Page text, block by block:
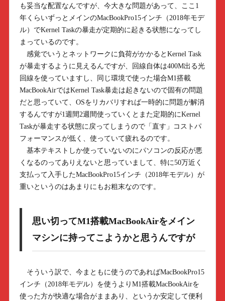
も妥当な配置なんですが、今大きな問題があって、ここ1
年くらいずっとメインのMacBookPro15インチ（2018年モデ
ル）でKernel Taskの暴走が定期的に起きる状態になってし
まっているのです。
感覚でいうとネットワークに負荷がかかるとKernel Task
が暴走するように見えるんですが、回線自体は400M出る光
回線を使っていますし、同じ環境で使った場合M1搭載
MacBookAirではKernel Task暴走は起きないので固有の問題
だと思っていて、OSをリカバリすれば一時的に問題が解消
するんですが1週間2週間使っていくとまた定期的にKernel
Taskが暴走する状態に戻ってしまうので「直す」コストパ
フォーマンスが低く、使っていて疲れるのです。
基本テキストしか使っていないのにパソコンの反応が悪
くなるのってありえないと思っていまして、特に50万近く
支払って入手したMacBookPro15インチ（2018年モデル）が
重いというのはあまりにもお粗末なのです。
思い切ってM1搭載MacBookAirをメイン
マシンに持ってこようかと思うんですが
そういう訳で、今まともに使うのであればMacBookPro15
インチ（2018年モデル）を使うよりM1搭載MacBookAirを
使った方が快適な場合がままあり、というか安定して便利